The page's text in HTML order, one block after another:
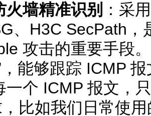
墙精准识别 ：采
、H3C SecPath，
攻击的重要手段
，能够跟踪 ICMP
一个 ICMP 报文，
比如我们日常使